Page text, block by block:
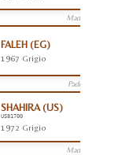
Madre
FALEH (EG)
1967 Grigio
Padre
SHAHIRA (US)
US81700
1972 Grigio
Madre